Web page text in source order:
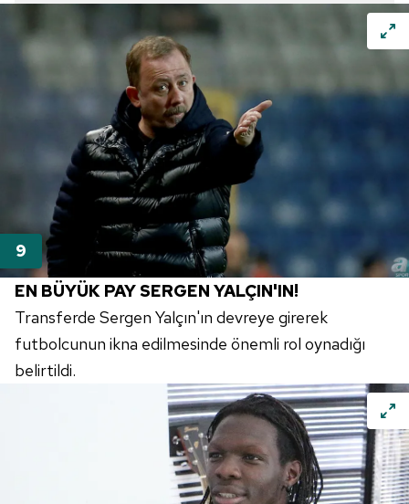
EN BÜYÜK PAY SERGEN YALÇIN'IN!
Transferde Sergen Yalçın'ın devreye girerek
futbolcunun ikna edilmesinde önemli rol oynadığı
belirtildi.